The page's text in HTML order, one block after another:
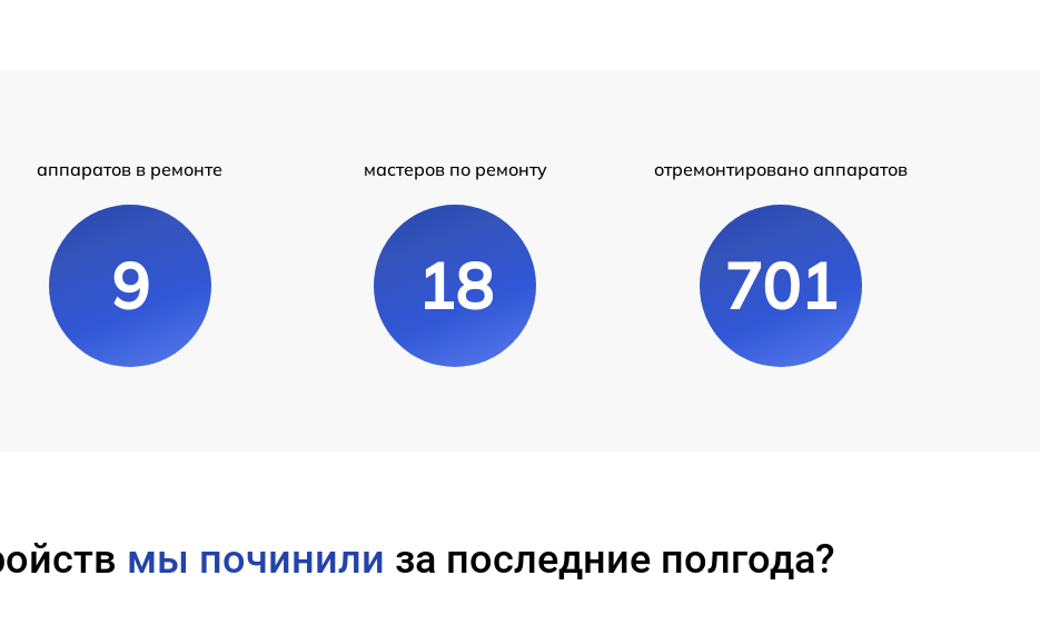
аппаратов в ремонте
9
мастеров по ремонту
18
отремонтировано аппаратов
701
мы починили за последние полгода?